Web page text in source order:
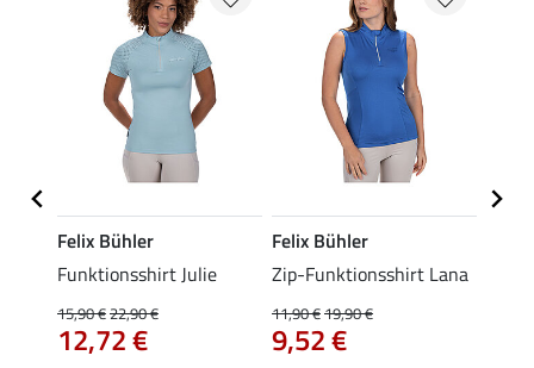
Felix Bühler
Funktionsshirt Julie
15,90 €22,90 €
12,72 €
Felix Bühler
Zip-Funktionsshirt Lana
11,90 €19,90 €
9,52 €